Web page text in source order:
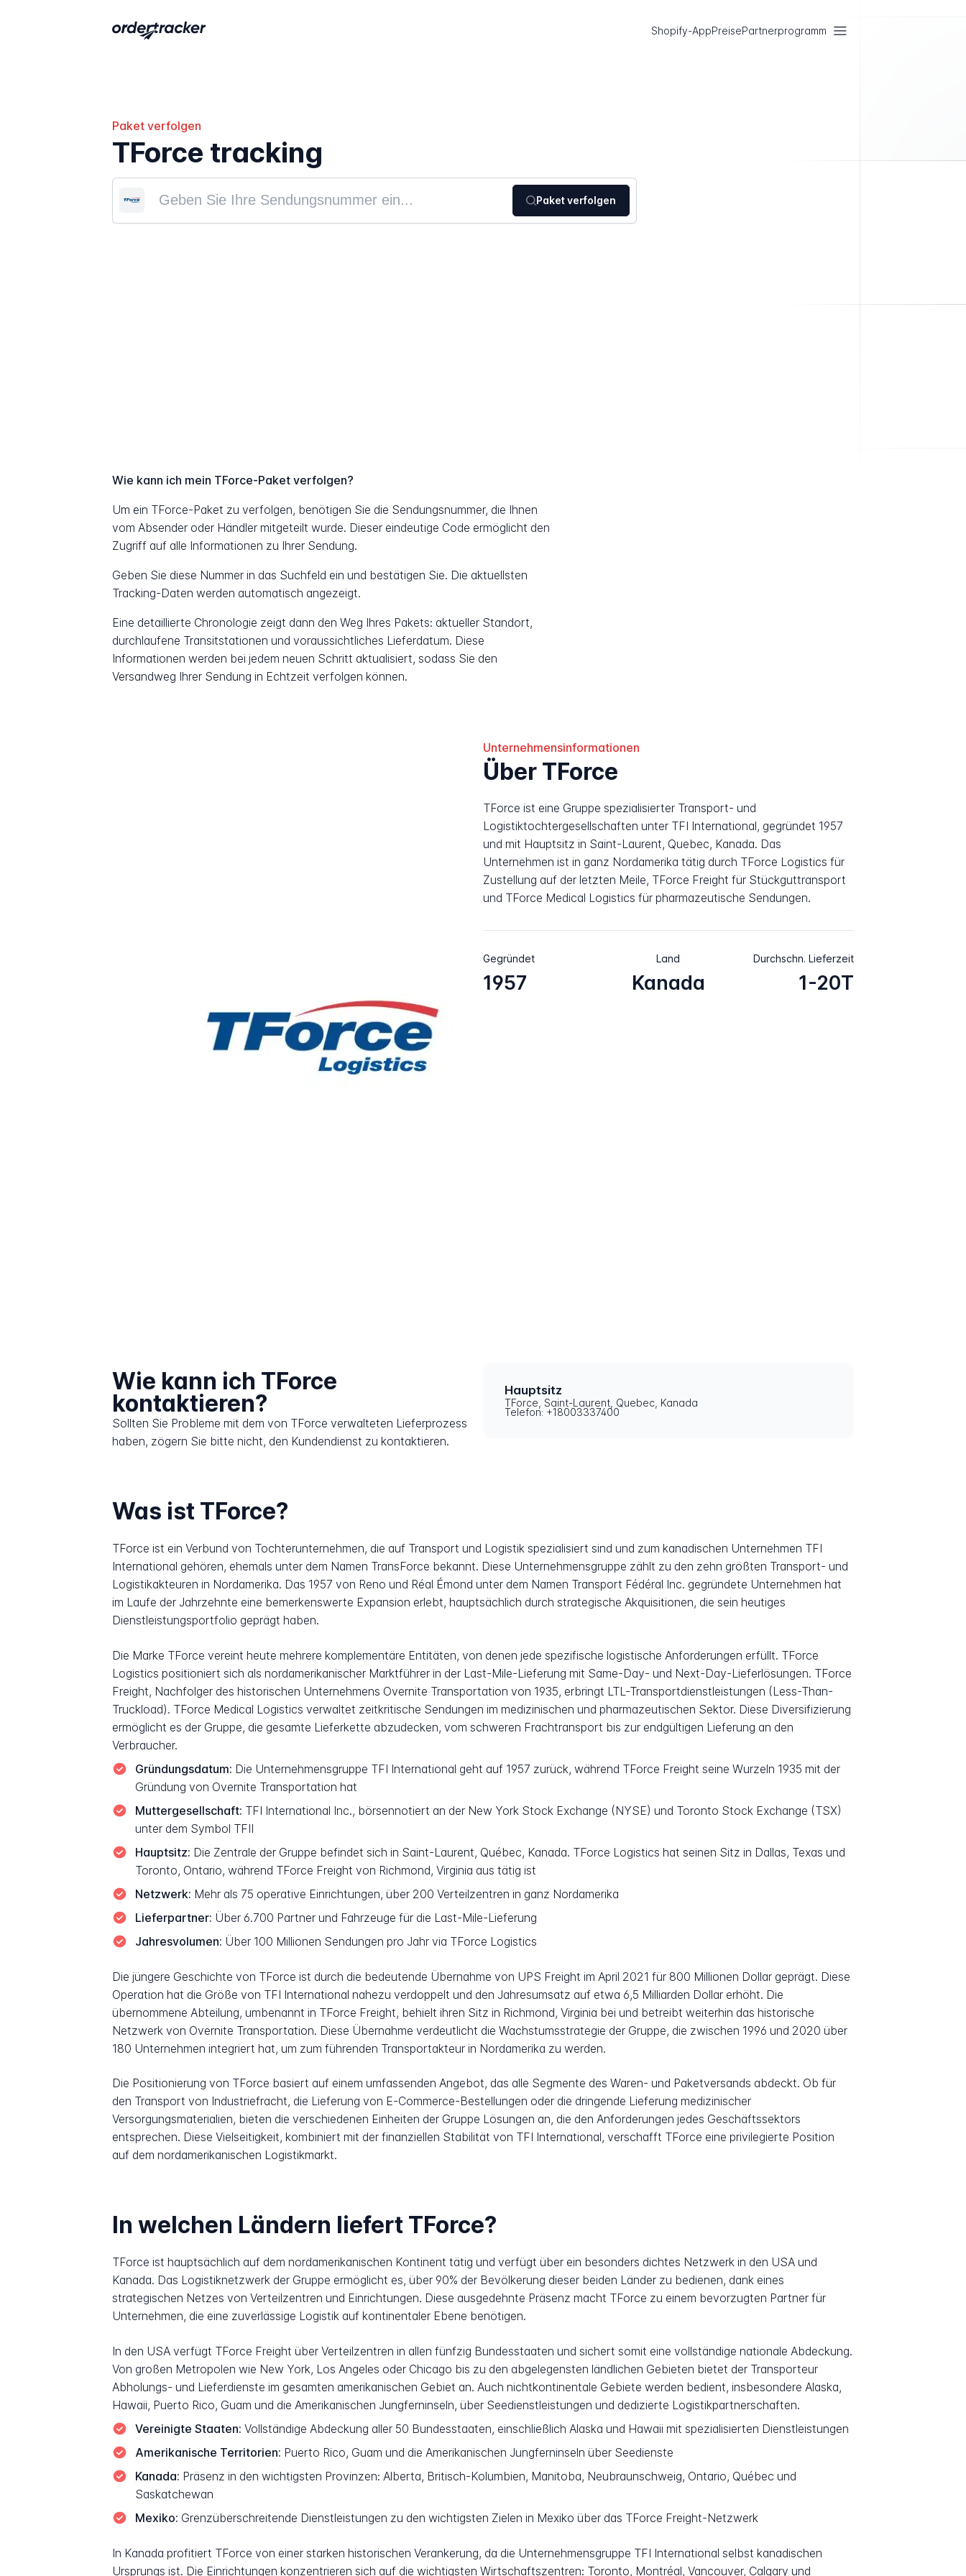
Shopify-AppPreisePartnerprogramm
Paket verfolgen
TForce tracking
Paket verfolgen
Wie kann ich mein TForce-Paket verfolgen?
Um ein TForce-Paket zu verfolgen, benötigen Sie die Sendungsnummer, die Ihnen
vom Absender oder Händler mitgeteilt wurde. Dieser eindeutige Code ermöglicht den
Zugriff auf alle Informationen zu Ihrer Sendung.
Geben Sie diese Nummer in das Suchfeld ein und bestätigen Sie. Die aktuellsten
Tracking-Daten werden automatisch angezeigt.
Eine detaillierte Chronologie zeigt dann den Weg Ihres Pakets: aktueller Standort,
durchlaufene Transitstationen und voraussichtliches Lieferdatum. Diese
Informationen werden bei jedem neuen Schritt aktualisiert, sodass Sie den
Versandweg Ihrer Sendung in Echtzeit verfolgen können.
Unternehmensinformationen
Über TForce
TForce ist eine Gruppe spezialisierter Transport- und
Logistiktochtergesellschaften unter TFI International, gegründet 1957
und mit Hauptsitz in Saint-Laurent, Quebec, Kanada. Das
Unternehmen ist in ganz Nordamerika tätig durch TForce Logistics für
Zustellung auf der letzten Meile, TForce Freight für Stückguttransport
und TForce Medical Logistics für pharmazeutische Sendungen.
Gegründet
1957
Land
Kanada
Durchschn. Lieferzeit
1-20T
Wie kann ich TForce
kontaktieren?
Sollten Sie Probleme mit dem von TForce verwalteten Lieferprozess
haben, zögern Sie bitte nicht, den Kundendienst zu kontaktieren.
Hauptsitz
TForce, Saint-Laurent, Quebec, Kanada
Telefon: +18003337400
Was ist TForce?
TForce ist ein Verbund von Tochterunternehmen, die auf Transport und Logistik spezialisiert sind und zum kanadischen Unternehmen TFI
International gehören, ehemals unter dem Namen TransForce bekannt. Diese Unternehmensgruppe zählt zu den zehn größten Transport- und
Logistikakteuren in Nordamerika. Das 1957 von Reno und Réal Émond unter dem Namen Transport Fédéral Inc. gegründete Unternehmen hat
im Laufe der Jahrzehnte eine bemerkenswerte Expansion erlebt, hauptsächlich durch strategische Akquisitionen, die sein heutiges
Dienstleistungsportfolio geprägt haben.
Die Marke TForce vereint heute mehrere komplementäre Entitäten, von denen jede spezifische logistische Anforderungen erfüllt. TForce
Logistics positioniert sich als nordamerikanischer Marktführer in der Last-Mile-Lieferung mit Same-Day- und Next-Day-Lieferlösungen. TForce
Freight, Nachfolger des historischen Unternehmens Overnite Transportation von 1935, erbringt LTL-Transportdienstleistungen (Less-Than-
Truckload). TForce Medical Logistics verwaltet zeitkritische Sendungen im medizinischen und pharmazeutischen Sektor. Diese Diversifizierung
ermöglicht es der Gruppe, die gesamte Lieferkette abzudecken, vom schweren Frachtransport bis zur endgültigen Lieferung an den
Verbraucher.
Gründungsdatum: Die Unternehmensgruppe TFI International geht auf 1957 zurück, während TForce Freight seine Wurzeln 1935 mit der
Gründung von Overnite Transportation hat
Muttergesellschaft: TFI International Inc., börsennotiert an der New York Stock Exchange (NYSE) und Toronto Stock Exchange (TSX)
unter dem Symbol TFII
Hauptsitz: Die Zentrale der Gruppe befindet sich in Saint-Laurent, Québec, Kanada. TForce Logistics hat seinen Sitz in Dallas, Texas und
Toronto, Ontario, während TForce Freight von Richmond, Virginia aus tätig ist
Netzwerk: Mehr als 75 operative Einrichtungen, über 200 Verteilzentren in ganz Nordamerika
Lieferpartner: Über 6.700 Partner und Fahrzeuge für die Last-Mile-Lieferung
Jahresvolumen: Über 100 Millionen Sendungen pro Jahr via TForce Logistics
Die jüngere Geschichte von TForce ist durch die bedeutende Übernahme von UPS Freight im April 2021 für 800 Millionen Dollar geprägt. Diese
Operation hat die Größe von TFI International nahezu verdoppelt und den Jahresumsatz auf etwa 6,5 Milliarden Dollar erhöht. Die
übernommene Abteilung, umbenannt in TForce Freight, behielt ihren Sitz in Richmond, Virginia bei und betreibt weiterhin das historische
Netzwerk von Overnite Transportation. Diese Übernahme verdeutlicht die Wachstumsstrategie der Gruppe, die zwischen 1996 und 2020 über
180 Unternehmen integriert hat, um zum führenden Transportakteur in Nordamerika zu werden.
Die Positionierung von TForce basiert auf einem umfassenden Angebot, das alle Segmente des Waren- und Paketversands abdeckt. Ob für
den Transport von Industriefracht, die Lieferung von E-Commerce-Bestellungen oder die dringende Lieferung medizinischer
Versorgungsmaterialien, bieten die verschiedenen Einheiten der Gruppe Lösungen an, die den Anforderungen jedes Geschäftssektors
entsprechen. Diese Vielseitigkeit, kombiniert mit der finanziellen Stabilität von TFI International, verschafft TForce eine privilegierte Position
auf dem nordamerikanischen Logistikmarkt.
In welchen Ländern liefert TForce?
TForce ist hauptsächlich auf dem nordamerikanischen Kontinent tätig und verfügt über ein besonders dichtes Netzwerk in den USA und
Kanada. Das Logistiknetzwerk der Gruppe ermöglicht es, über 90% der Bevölkerung dieser beiden Länder zu bedienen, dank eines
strategischen Netzes von Verteilzentren und Einrichtungen. Diese ausgedehnte Präsenz macht TForce zu einem bevorzugten Partner für
Unternehmen, die eine zuverlässige Logistik auf kontinentaler Ebene benötigen.
In den USA verfügt TForce Freight über Verteilzentren in allen fünfzig Bundesstaaten und sichert somit eine vollständige nationale Abdeckung.
Von großen Metropolen wie New York, Los Angeles oder Chicago bis zu den abgelegensten ländlichen Gebieten bietet der Transporteur
Abholungs- und Lieferdienste im gesamten amerikanischen Gebiet an. Auch nichtkontinentale Gebiete werden bedient, insbesondere Alaska,
Hawaii, Puerto Rico, Guam und die Amerikanischen Jungferninseln, über Seedienstleistungen und dedizierte Logistikpartnerschaften.
Vereinigte Staaten: Vollständige Abdeckung aller 50 Bundesstaaten, einschließlich Alaska und Hawaii mit spezialisierten Dienstleistungen
Amerikanische Territorien: Puerto Rico, Guam und die Amerikanischen Jungferninseln über Seedienste
Kanada: Präsenz in den wichtigsten Provinzen: Alberta, Britisch-Kolumbien, Manitoba, Neubraunschweig, Ontario, Québec und
Saskatchewan
Mexiko: Grenzüberschreitende Dienstleistungen zu den wichtigsten Zielen in Mexiko über das TForce Freight-Netzwerk
In Kanada profitiert TForce von einer starken historischen Verankerung, da die Unternehmensgruppe TFI International selbst kanadischen
Ursprungs ist. Die Einrichtungen konzentrieren sich auf die wichtigsten Wirtschaftszentren: Toronto, Montréal, Vancouver, Calgary und